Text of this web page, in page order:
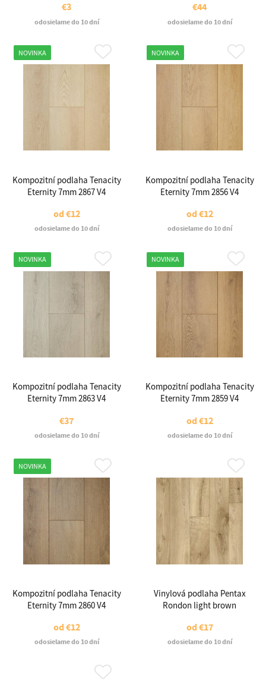
€3
odosielame do 10 dní
€44
odosielame do 10 dní
NOVINKA
Kompozitní podlaha Tenacity
Eternity 7mm 2867 V4
od€12
odosielame do 10 dní
NOVINKA
Kompozitní podlaha Tenacity
Eternity 7mm 2856 V4
od€12
odosielame do 10 dní
NOVINKA
Kompozitní podlaha Tenacity
Eternity 7mm 2863 V4
€37
odosielame do 10 dní
NOVINKA
Kompozitní podlaha Tenacity
Eternity 7mm 2859 V4
od€12
odosielame do 10 dní
NOVINKA
Kompozitní podlaha Tenacity
Eternity 7mm 2860 V4
od€12
odosielame do 10 dní
Vinylová podlaha Pentax
Rondon light brown
od€17
odosielame do 10 dní